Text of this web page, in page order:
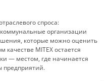
спроса:
организации
которые можно оценить
MITEX остается
— местом, где начинается
предприятий.